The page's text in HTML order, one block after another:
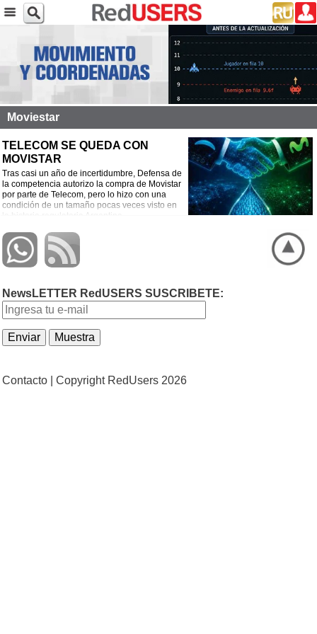
Moviestar
TELECOM SE QUEDA CON
MOVISTAR
Tras casi un año de incertidumbre, Defensa de
la competencia autorizo la compra de Movistar
por parte de Telecom, pero lo hizo con una
condición de un tamaño pocas veces visto en
la historia regulatoria Argentina
NewsLETTER RedUSERS SUSCRIBETE:
Contacto | Copyright RedUsers 2026